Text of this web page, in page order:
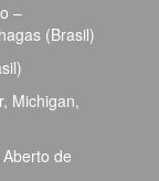
–
(Brasil)
Michigan,
de